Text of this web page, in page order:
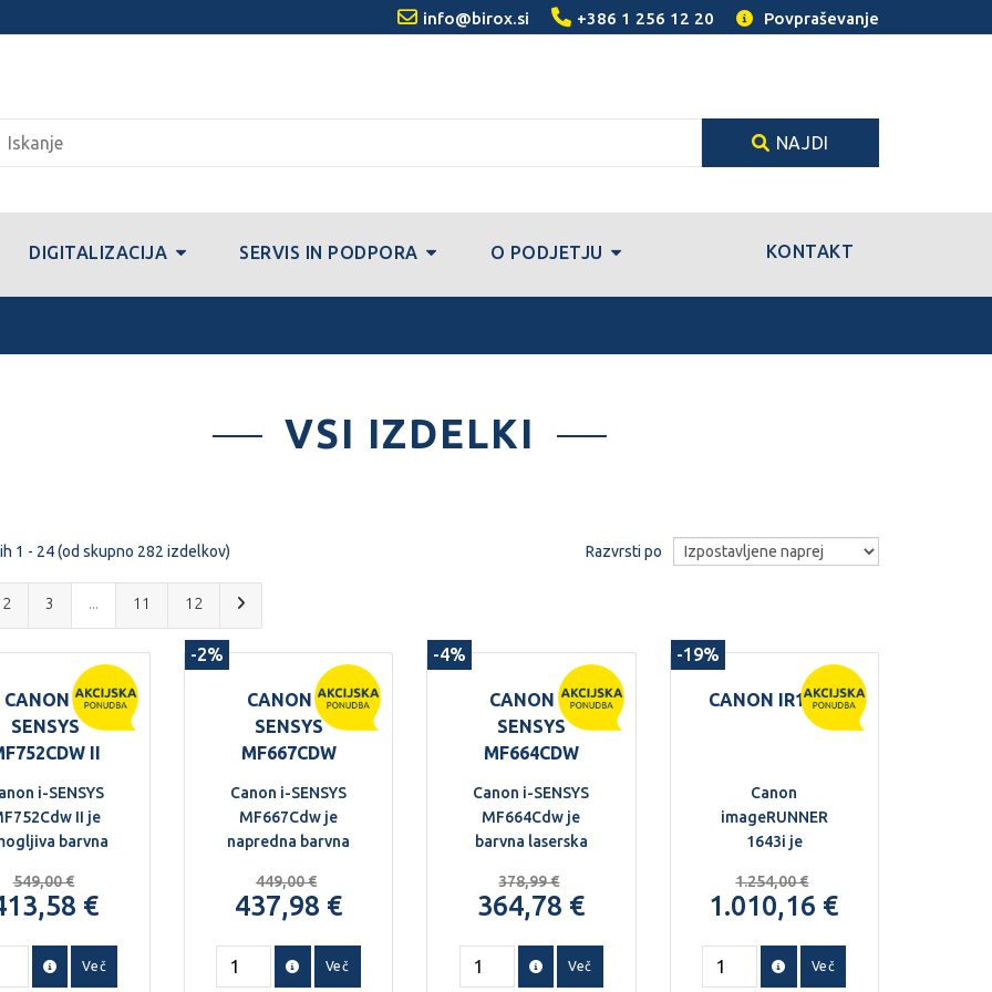
info@birox.si +386 1 256 12 20 Povpraševanje
NAJDI
DIGITALIZACIJA SERVIS IN PODPORA O PODJETJU KONTAKT
VSI IZDELKI
1 - 24 (od skupno 282 izdelkov) Razvrsti po
2 3 ... 11 12
CANON I-
SENSYS
II
i-SENSYS
II je
barvna
za srednje
potrebujejo
in hitro
549,00 €
€
Več
-2%
CANON I-
SENSYS
MF667CDW
Canon i-SENSYS
MF667Cdw je
napredna barvna
večfunkcijska
naprava za
pisarniška okolja.
Njena ključna
449,00 €
437,98 €
Več
-4%
CANON I-
SENSYS
MF664CDW
Canon i-SENSYS
MF664Cdw je
barvna laserska
naprava za
domače in manjše
potrebujejo
zanesljivo tiskanje,
378,99 €
364,78 €
Več
-19%
CANON IR1643I
Canon
imageRUNNER
1643i je
črno-bela laserska
večfunkcijska
zasnovana za
poslovna okolja z
1.254,00 €
1.010,16 €
Več